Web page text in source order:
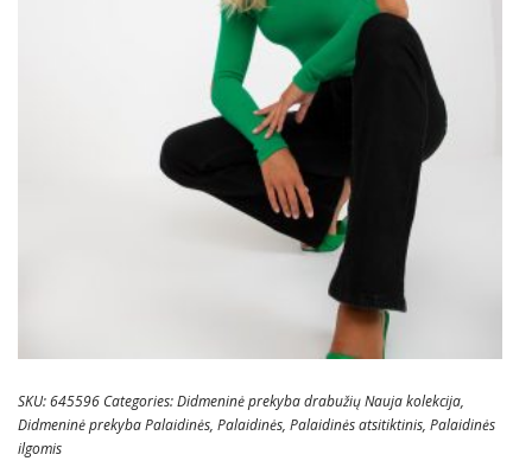
SKU:645596 Categories:Didmeninė prekyba drabužių Nauja kolekcija,
Didmeninė prekyba Palaidinės, Palaidinės, Palaidinės atsitiktinis, Palaidinės
ilgomis